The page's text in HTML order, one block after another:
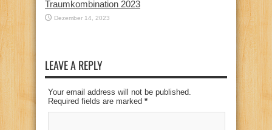
Traumkombination 2023
Dezember 14, 2023
LEAVE A REPLY
Your email address will not be published.
Required fields are marked *